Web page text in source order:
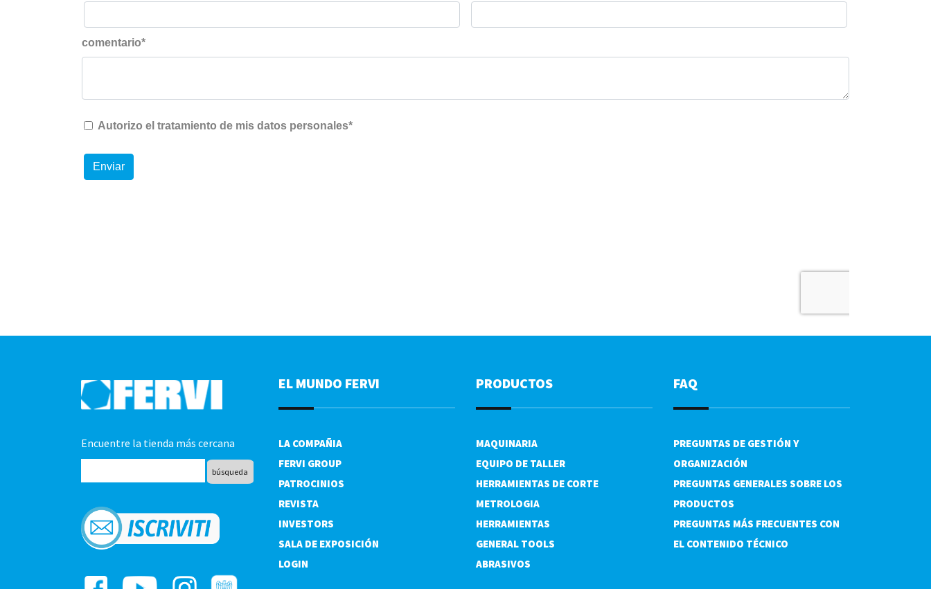
Encuentre la tienda más cercana
EL MUNDO FERVI
LA COMPAÑIA
FERVI GROUP
PATROCINIOS
REVISTA
INVESTORS
SALA DE EXPOSICIÓN
LOGIN
PRODUCTOS
MAQUINARIA
EQUIPO DE TALLER
HERRAMIENTAS DE CORTE
METROLOGIA
HERRAMIENTAS
GENERAL TOOLS
ABRASIVOS
FAQ
PREGUNTAS DE GESTIÓN Y
ORGANIZACIÓN
PREGUNTAS GENERALES SOBRE LOS
PRODUCTOS
PREGUNTAS MÁS FRECUENTES CON
EL CONTENIDO TÉCNICO